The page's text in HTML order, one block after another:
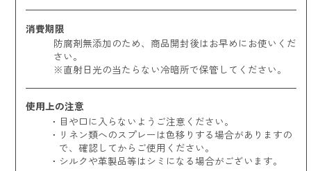
消費期限
防腐剤無添加のため、商品開封後はお早めにお使いくだ
さい。
※直射日光の当たらない冷暗所で保管してください。
使用上の注意
目や口に入らないようご注意ください。
リネン類へのスプレーは色移りする場合がありますの
で、確認してからご使用ください。
シルクや革製品等はシミになる場合がございます。